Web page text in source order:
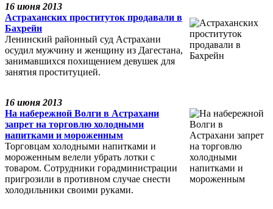
16 июня 2013
Астраханских проституток продавали в
Бахрейн
Ленинский районный суд Астрахани
осудил мужчину и женщину из Дагестана,
занимавшихся похищением девушек для
занятия проституцией.
16 июня 2013
На набережной Волги в Астрахани
запрет на торговлю холодными
напитками и мороженным
Торговцам холодными напитками и
мороженным велели убрать лотки с
товаром. Сотрудники горадминистрации
пригрозили в противном случае снести
холодильники своими руками.